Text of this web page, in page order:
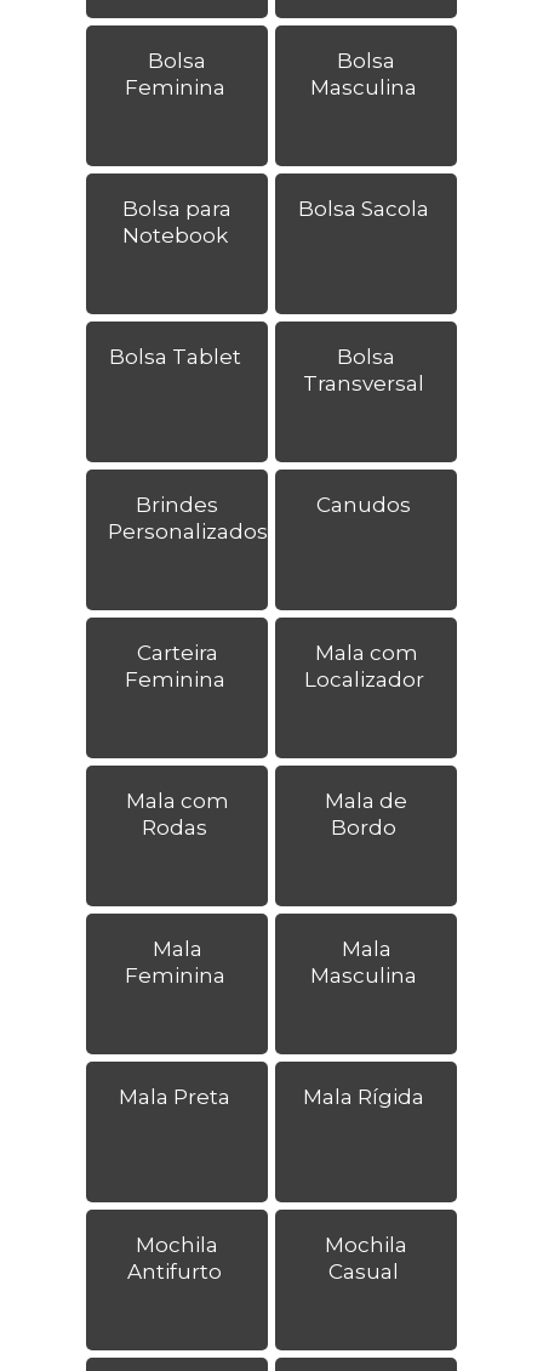
Bolsa
Feminina
Bolsa
Masculina
Bolsa para
Notebook
Bolsa Sacola
Bolsa Tablet
Bolsa
Transversal
Brindes
Personalizados
Canudos
Carteira
Feminina
Mala com
Localizador
Mala com
Rodas
Mala de
Bordo
Mala
Feminina
Mala
Masculina
Mala Preta Mala Rígida
Mochila
Antifurto
Mochila
Casual